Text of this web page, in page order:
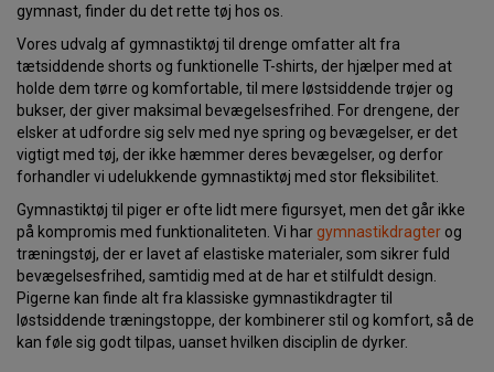
gymnast, finder du det rette tøj hos os.
Vores udvalg af gymnastiktøj til drenge omfatter alt fra
tætsiddende shorts og funktionelle T-shirts, der hjælper med at
holde dem tørre og komfortable, til mere løstsiddende trøjer og
bukser, der giver maksimal bevægelsesfrihed. For drengene, der
elsker at udfordre sig selv med nye spring og bevægelser, er det
vigtigt med tøj, der ikke hæmmer deres bevægelser, og derfor
forhandler vi udelukkende gymnastiktøj med stor fleksibilitet.
Gymnastiktøj til piger er ofte lidt mere figursyet, men det går ikke
på kompromis med funktionaliteten. Vi har gymnastikdragter og
træningstøj, der er lavet af elastiske materialer, som sikrer fuld
bevægelsesfrihed, samtidig med at de har et stilfuldt design.
Pigerne kan finde alt fra klassiske gymnastikdragter til
løstsiddende træningstoppe, der kombinerer stil og komfort, så de
kan føle sig godt tilpas, uanset hvilken disciplin de dyrker.